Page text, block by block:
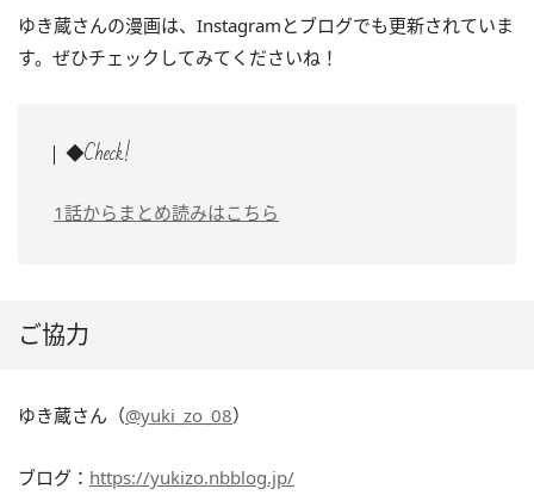
ゆき蔵さんの漫画は、Instagramとブログでも更新されていま
す。ぜひチェックしてみてくださいね！
◆Check!
1話からまとめ読みはこちら
ご協力
ゆき蔵さん（@yuki_zo_08）
ブログ： https://yukizo.nbblog.jp/